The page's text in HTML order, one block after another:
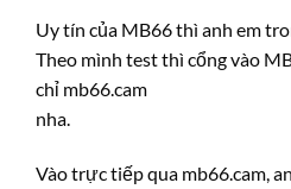
Uy tín của MB66 thì anh em
Theo mình test thì cổng vào
chỉ mb66.cam
nha.
Vào trực tiếp qua mb66.cam,